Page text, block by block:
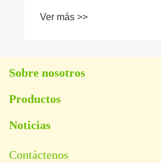
Ver más >>
Sobre nosotros
Productos
Noticias
Contáctenos